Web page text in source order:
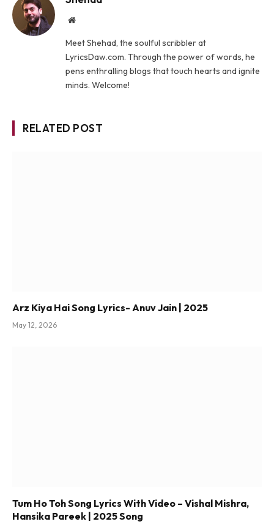
Website
Meet Shehad, the soulful scribbler at
LyricsDaw.com. Through the power of words, he
pens enthralling blogs that touch hearts and ignite
minds. Welcome!
RELATED POST
Arz Kiya Hai Song Lyrics- Anuv Jain | 2025
May 12, 2026
Tum Ho Toh Song Lyrics With Video – Vishal Mishra,
Hansika Pareek | 2025 Song